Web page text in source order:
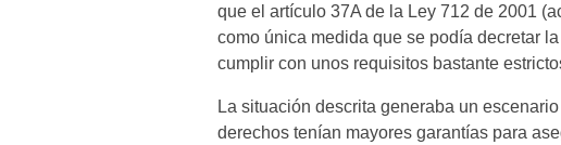
que el artículo 37A de la Ley 712 de 2001
como única medida que se podía decretar
cumplir con unos requisitos bastante
La situación descrita generaba un
derechos tenían mayores garantías para